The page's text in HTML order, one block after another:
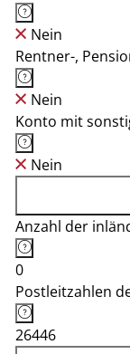
Nein
Rentner-,
Nein
Konto mit
Nein
Anzahl der
0
Postleitzahlen
26446